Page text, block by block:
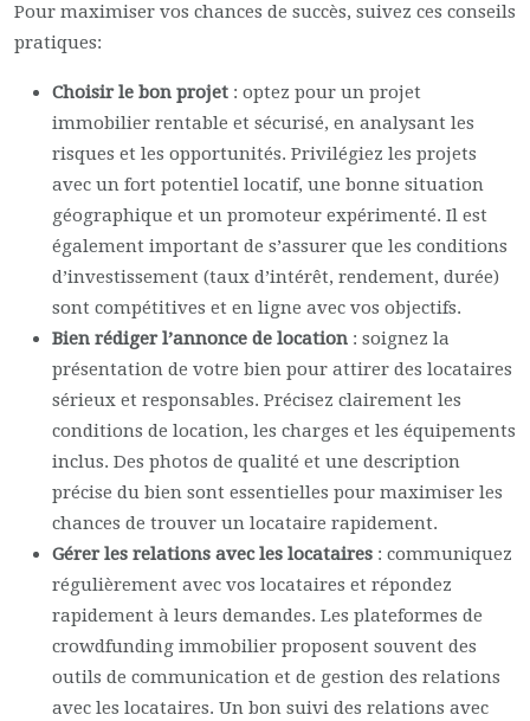
Pour maximiser vos chances de succès, suivez ces conseils
pratiques:
Choisir le bon projet : optez pour un projet
immobilier rentable et sécurisé, en analysant les
risques et les opportunités. Privilégiez les projets
avec un fort potentiel locatif, une bonne situation
géographique et un promoteur expérimenté. Il est
également important de s’assurer que les conditions
d’investissement (taux d’intérêt, rendement, durée)
sont compétitives et en ligne avec vos objectifs.
Bien rédiger l’annonce de location : soignez la
présentation de votre bien pour attirer des locataires
sérieux et responsables. Précisez clairement les
conditions de location, les charges et les équipements
inclus. Des photos de qualité et une description
précise du bien sont essentielles pour maximiser les
chances de trouver un locataire rapidement.
Gérer les relations avec les locataires : communiquez
régulièrement avec vos locataires et répondez
rapidement à leurs demandes. Les plateformes de
crowdfunding immobilier proposent souvent des
outils de communication et de gestion des relations
avec les locataires. Un bon suivi des relations avec